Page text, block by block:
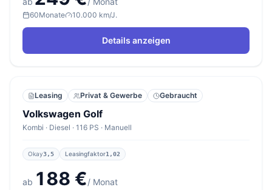
60Monate 10.000 km/J.
Details anzeigen
Leasing Privat & Gewerbe Gebraucht
Volkswagen Golf
Kombi · Diesel · 116 PS · Manuell
Okay3,5 Leasingfaktor1,02
ab 188 €/ Monat